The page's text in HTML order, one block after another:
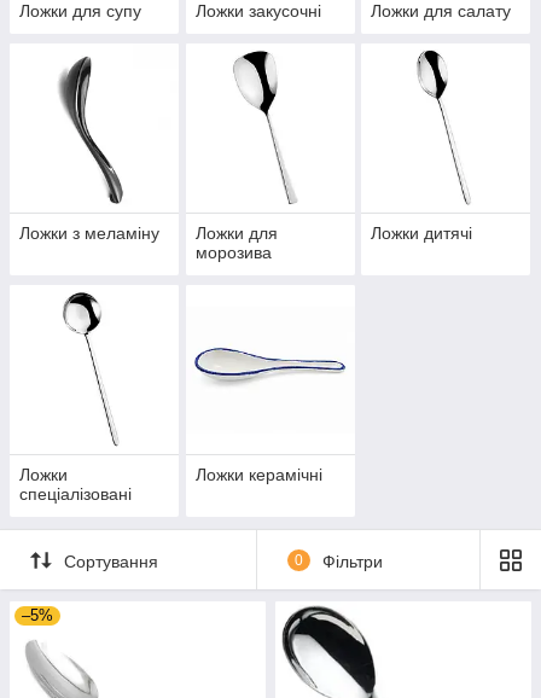
Ложки для супу Ложки закусочні Ложки для салату
Ложки з меламіну
Ложки для
морозива
Ложки дитячі
Ложки
спеціалізовані
Ложки керамічні
Сортування 0 Фільтри
–5%